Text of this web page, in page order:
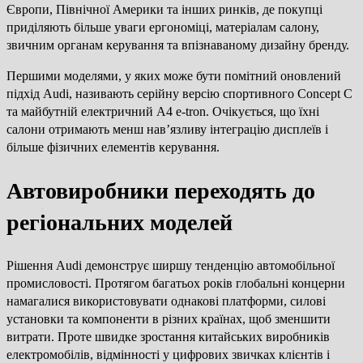
Європи, Північної Америки та інших ринків, де покупці
приділяють більше уваги ергономіці, матеріалам салону,
звичним органам керування та впізнаваному дизайну бренду.
Першими моделями, у яких може бути помітний оновлений
підхід Audi, називають серійну версію спортивного Concept C
та майбутній електричний A4 e-tron. Очікується, що їхні
салони отримають менш нав’язливу інтеграцію дисплеїв і
більше фізичних елементів керування.
Автовиробники переходять до
регіональних моделей
Рішення Audi демонструє ширшу тенденцію автомобільної
промисловості. Протягом багатьох років глобальні концерни
намагалися використовувати однакові платформи, силові
установки та компоненти в різних країнах, щоб зменшити
витрати. Проте швидке зростання китайських виробників
електромобілів, відмінності у цифрових звичках клієнтів і